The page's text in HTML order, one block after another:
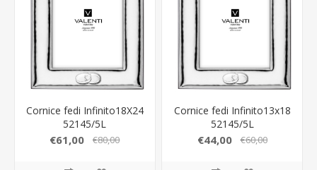
Cornice fedi Infinito18X24
52145/5L
€61,00 €80,00
Cornice fedi Infinito13x18
52145/5L
€44,00 €60,00